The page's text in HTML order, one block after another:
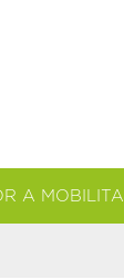
A MOBILITA